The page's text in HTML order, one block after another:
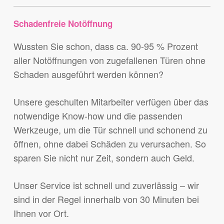
Schadenfreie Notöffnung
Wussten Sie schon, dass ca. 90-95 % Prozent
aller Notöffnungen von zugefallenen Türen ohne
Schaden ausgeführt werden können?
Unsere geschulten Mitarbeiter verfügen über das
notwendige Know-how und die passenden
Werkzeuge, um die Tür schnell und schonend zu
öffnen, ohne dabei Schäden zu verursachen. So
sparen Sie nicht nur Zeit, sondern auch Geld.
Unser Service ist schnell und zuverlässig – wir
sind in der Regel innerhalb von 30 Minuten bei
Ihnen vor Ort.